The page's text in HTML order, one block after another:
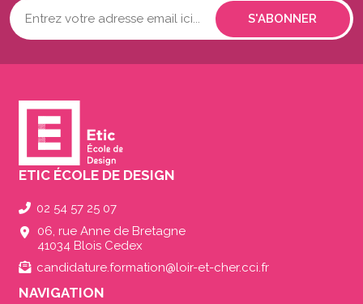
Votre
adresse
(Nécessaire)
ETIC ÉCOLE DE DESIGN
02 54 57 25 07
06, rue Anne de Bretagne
41034 Blois Cedex
candidature.formation@loir-et-cher.cci.fr
NAVIGATION